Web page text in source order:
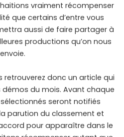
vraiment récompenser
que certains d’entre vous
aussi de faire partager à
productions qu’on nous
envoie.
retrouverez donc un article qui
démos du mois. Avant chaque
seront notifiés
parution du classement et
pour apparaître dans le